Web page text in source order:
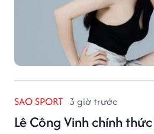
SAO SPORT 3 giờ trước
Lê Công Vinh chính